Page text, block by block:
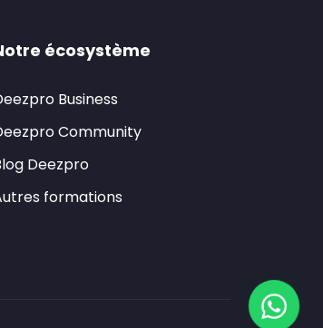
écosystème
Business
Community
Deezpro
formations